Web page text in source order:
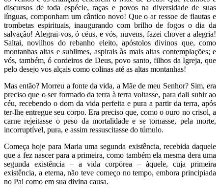
discursos de toda espécie, raças e povos na diversidade de suas
línguas, componham um cântico novo! Que o ar ressoe de flautas e
trombetas espirituais, inaugurando com brilho de fogos o dia da
salvação! Alegrai-vos, ó céus, e vós, nuvens, fazei chover a alegria!
Saltai, novilhos do rebanho eleito, apóstolos divinos que, como
montanhas altas e sublimes, aspirais às mais altas contemplações; e
vós, também, ó cordeiros de Deus, povo santo, filhos da Igreja, que
pelo desejo vos alçais como colinas até as altas montanhas!
Mas então? Morreu a fonte da vida, a Mãe de meu Senhor? Sim, era
preciso que o ser formado da terra à terra voltasse, para dali subir ao
céu, recebendo o dom da vida perfeita e pura a partir da terra, após
ter-lhe entregue seu corpo. Era preciso que, como o ouro no crisol, a
carne rejeitasse o peso da mortalidade e se tornasse, pela morte,
incorruptível, pura, e assim ressuscitasse do túmulo.
Começa hoje para Maria uma segunda existência, recebida daquele
que a fez nascer para a primeira, como também ela mesma dera uma
segunda existência – a vida corpórea – àquele, cuja primeira
existência, a eterna, não teve começo no tempo, embora principiada
no Pai como em sua divina causa.